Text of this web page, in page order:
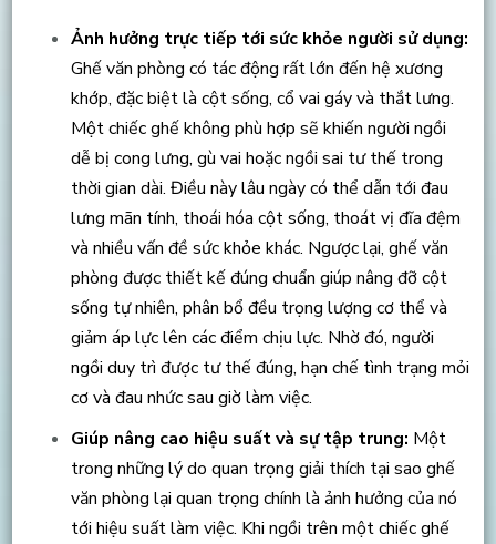
Ảnh hưởng trực tiếp tới sức khỏe người sử dụng:
Ghế văn phòng có tác động rất lớn đến hệ xương
khớp, đặc biệt là cột sống, cổ vai gáy và thắt lưng.
Một chiếc ghế không phù hợp sẽ khiến người ngồi
dễ bị cong lưng, gù vai hoặc ngồi sai tư thế trong
thời gian dài. Điều này lâu ngày có thể dẫn tới đau
lưng mãn tính, thoái hóa cột sống, thoát vị đĩa đệm
và nhiều vấn đề sức khỏe khác. Ngược lại, ghế văn
phòng được thiết kế đúng chuẩn giúp nâng đỡ cột
sống tự nhiên, phân bổ đều trọng lượng cơ thể và
giảm áp lực lên các điểm chịu lực. Nhờ đó, người
ngồi duy trì được tư thế đúng, hạn chế tình trạng mỏi
cơ và đau nhức sau giờ làm việc.
Giúp nâng cao hiệu suất và sự tập trung: Một
trong những lý do quan trọng giải thích tại sao ghế
văn phòng lại quan trọng chính là ảnh hưởng của nó
tới hiệu suất làm việc. Khi ngồi trên một chiếc ghế